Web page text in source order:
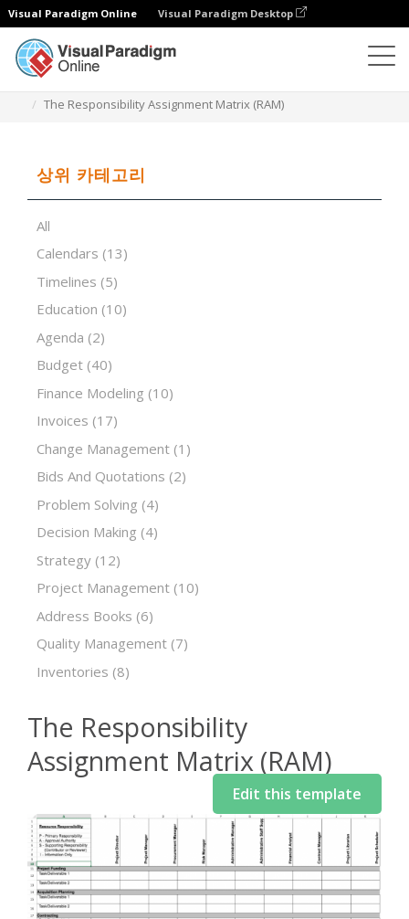
Visual Paradigm Online Visual Paradigm Desktop
The Responsibility Assignment Matrix (RAM)
상위 카테고리
All
Calendars (13)
Timelines (5)
Education (10)
Agenda (2)
Budget (40)
Finance Modeling (10)
Invoices (17)
Change Management (1)
Bids And Quotations (2)
Problem Solving (4)
Decision Making (4)
Strategy (12)
Project Management (10)
Address Books (6)
Quality Management (7)
Inventories (8)
The Responsibility
Assignment Matrix (RAM)
Edit this template